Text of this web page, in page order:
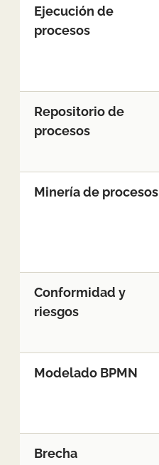
Ejecución de
procesos
Repositorio de
procesos
Minería de procesos
Conformidad y
riesgos
Modelado BPMN
Brecha